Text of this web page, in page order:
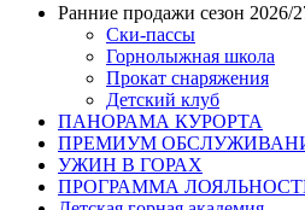
Ранние продажи сезон 2026/
Ски-пассы
Горнолыжная школа
Прокат снаряжения
Детский клуб
ПАНОРАМА КУРОРТА
ПРЕМИУМ
УЖИН В ГОРАХ
ПРОГРАММА